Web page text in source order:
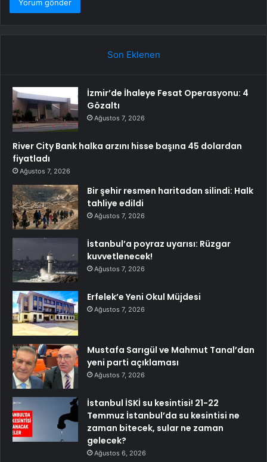
Son Eklenen
İzmir’de İhaleye Fesat Operasyonu: 4
Gözaltı
Ağustos 7, 2026
River City Bank halka arzını hisse başına 45 dolardan
fiyatladı
Ağustos 7, 2026
Bir şehir resmen haritadan silindi: Halk
tahliye edildi
Ağustos 7, 2026
İstanbul’a poyraz uyarısı: Rüzgar
kuvvetlenecek!
Ağustos 7, 2026
Erfelek’e Yeni Okul Müjdesi
Ağustos 7, 2026
Mustafa Sarıgül ve Mahmut Tanal’dan
yeni parti açıklaması
Ağustos 7, 2026
İstanbul İSKİ su kesintisi! 21-22
Temmuz İstanbul’da su kesintisi ne
zaman bitecek, sular ne zaman
gelecek?
Ağustos 6, 2026